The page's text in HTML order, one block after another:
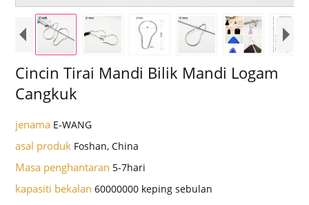
Cincin Tirai Mandi Bilik Mandi Logam
Cangkuk
jenama E-WANG
asal produk Foshan, China
Masa penghantaran 5-7hari
kapasiti bekalan60000000 keping sebulan